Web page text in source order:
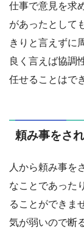
仕事で意見を求
があったとして
きりと言えずに
良く言えば協調
任せることはで
頼み事をさ
人から頼み事を
なことであった
ることができま
気が弱いので断